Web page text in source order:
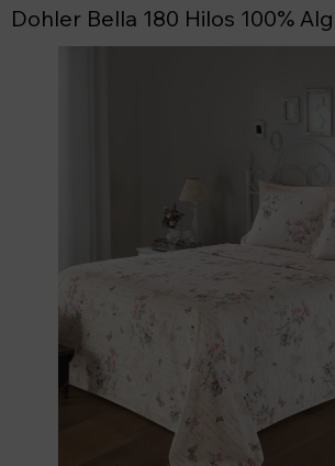
Dohler Bella 180 Hilos 100%